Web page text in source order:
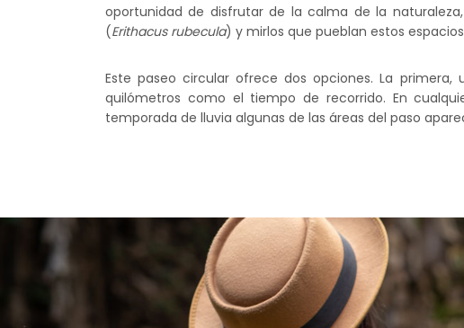
oportunidad de disfrutar de la calma de la
(Erithacus rubecula) y mirlos que pueblan estos
Este paseo circular ofrece dos opciones. La
quilómetros como el tiempo de recorrido. En
temporada de lluvia algunas de las áreas del paso